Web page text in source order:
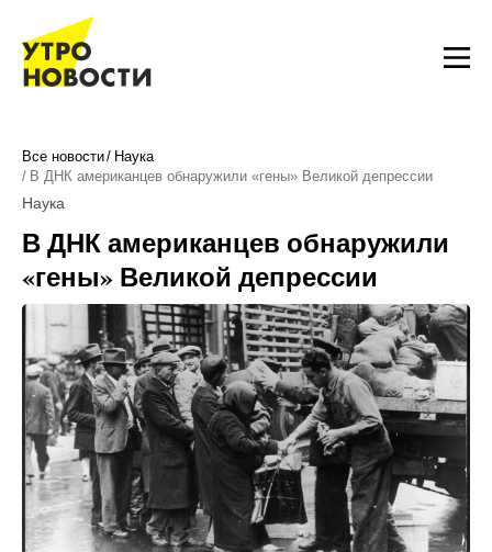
Все новости
Наука
В ДНК американцев обнаружили «гены» Великой депрессии
Наука
В ДНК американцев обнаружили
«гены» Великой депрессии